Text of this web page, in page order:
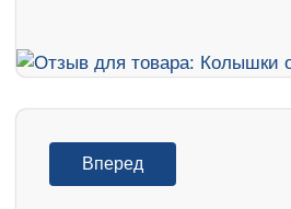
Вперед